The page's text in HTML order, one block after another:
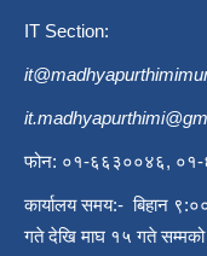
IT Section:
फोन: ०१-६६३००४६,
कार्यालय समय:- बिहान
गते देखि माघ १५ गते